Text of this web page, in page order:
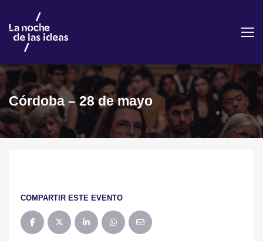
Córdoba – 28 de mayo
COMPARTIR ESTE EVENTO